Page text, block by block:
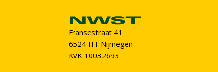
Fransestraat 41
6524 HT Nijmegen
KvK 10032693